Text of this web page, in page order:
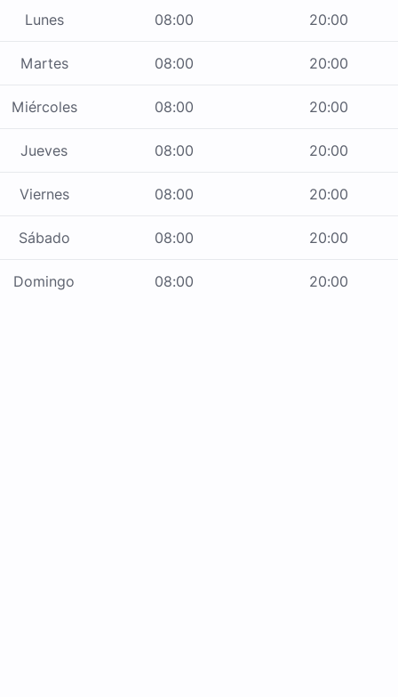
Lunes 08:00 20:00
Martes 08:00 20:00
Miércoles 08:00 20:00
Jueves 08:00 20:00
Viernes 08:00 20:00
Sábado 08:00 20:00
Domingo 08:00 20:00